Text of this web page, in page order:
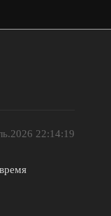
22:14:19